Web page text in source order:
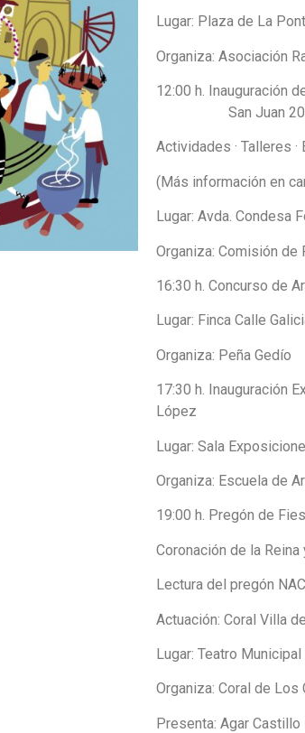
Lugar: Plaza de La
Organiza: Asociación
12:00 h. Inauguración
San Juan
Actividades · Talleres ·
(Más información en
Lugar: Avda. Condesa
Organiza: Comisión de
16:30 h. Concurso de
Lugar: Finca Calle
Organiza: Peña Gedío
17:30 h. Inauguración
López
Lugar: Sala
Organiza: Escuela de
19:00 h. Pregón de
Coronación de la Reina
Lectura del pregón
Actuación: Coral Villa
Lugar: Teatro Municipal
Organiza: Coral de Los
Presenta: Agar Castillo